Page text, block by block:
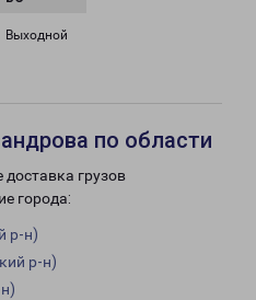
Выходной
по области
грузов
города:
р-н)
р-н)